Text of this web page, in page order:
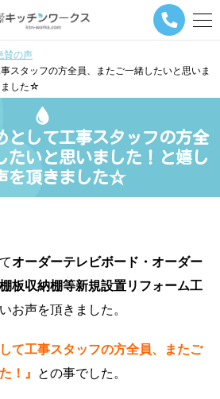
メ
ー
ビ
ー
シ
ョ
ン
タ
賛の声
スタッフの方全員、またご一緒したいと思いま
ました☆
として工事スタッフの方全
たいと思いました！と嬉し
を頂きました☆
オーダーテレビボード・オーダー
板収納棚等新規設置リフォーム工
お声を頂きました。
て工事スタッフの方全員、またご
！』 との事でした。